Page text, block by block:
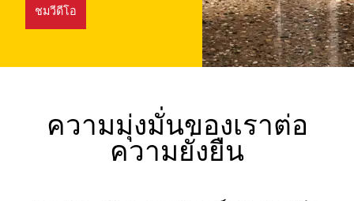
ชมวีดีโอ
ความมุ่งมั่นของเราต่อ
ความยั่งยืน